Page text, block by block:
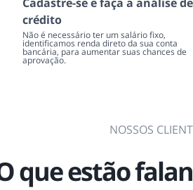
crédito
Não é necessário ter um salário fixo,
identificamos renda direto da sua conta
bancária, para aumentar suas chances de
aprovação.
NOSSOS
que estão